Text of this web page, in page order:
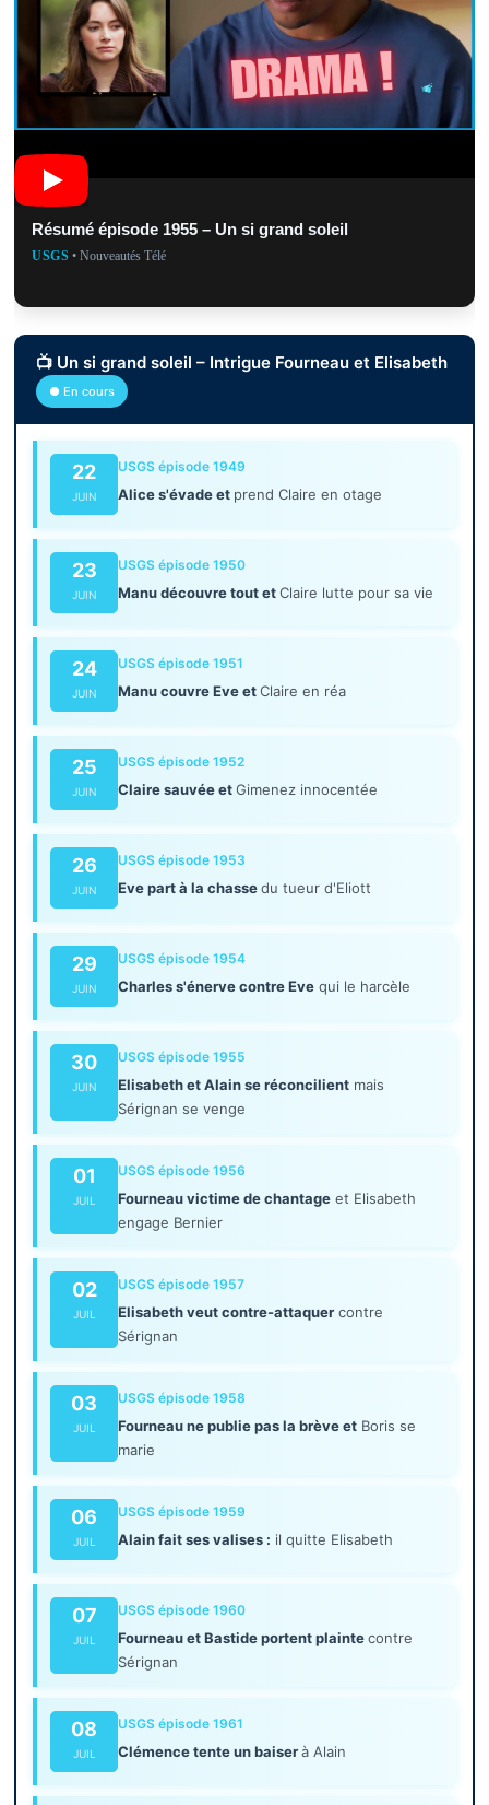
Résumé épisode 1955 – Un si grand soleil
USGS • Nouveautés Télé
📺 Un si grand soleil – Intrigue Fourneau et Elisabeth
● En cours
22
JUIN
USGS épisode 1949
Alice s'évade et prend Claire en otage
23
JUIN
USGS épisode 1950
Manu découvre tout etClaire lutte pour sa vie
24
JUIN
USGS épisode 1951
Manu couvre Eve etClaire en réa
25
JUIN
USGS épisode 1952
Claire sauvée etGimenez innocentée
26
JUIN
USGS épisode 1953
Eve part à la chassedu tueur d'Eliott
29
JUIN
USGS épisode 1954
Charles s'énerve contre Eve qui le harcèle
30
JUIN
USGS épisode 1955
Elisabeth et Alain se réconcilient mais
Sérignan se venge
01
JUIL
USGS épisode 1956
Fourneau victime de chantage et Elisabeth
engage Bernier
02
JUIL
USGS épisode 1957
Elisabeth veut contre-attaquer contre
Sérignan
03
JUIL
USGS épisode 1958
Fourneau ne publie pas la brève et Boris se
marie
06
JUIL
USGS épisode 1959
Alain fait ses valises : il quitte Elisabeth
07
JUIL
USGS épisode 1960
Fourneau et Bastide portent plaintecontre
Sérignan
08
JUIL
USGS épisode 1961
Clémence tente un baiserà Alain